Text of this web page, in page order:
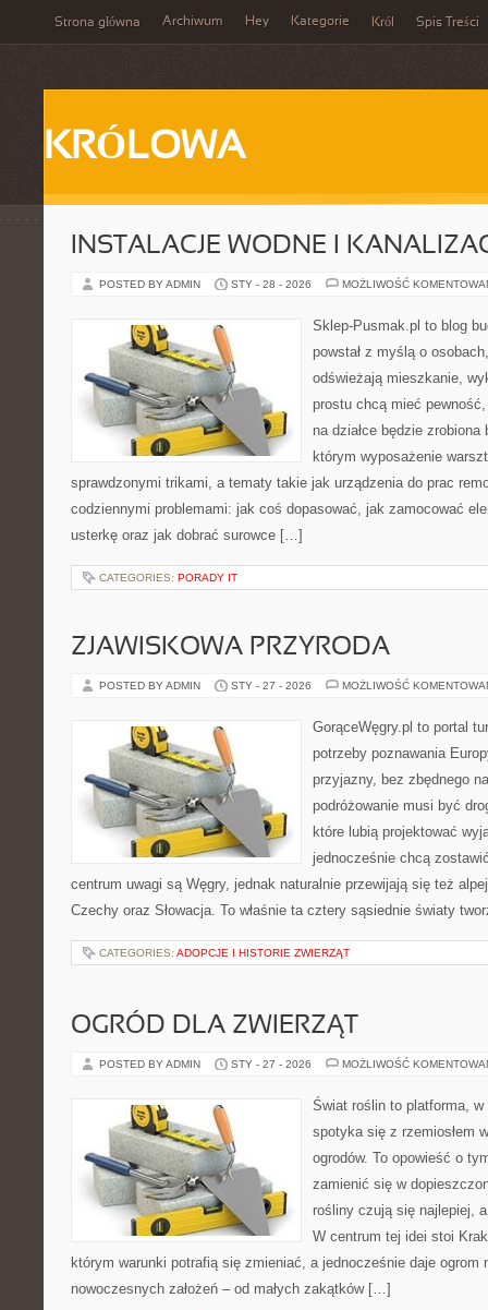
Strona główna Archiwum Hey Kategorie Król Spis Treści
KRÓLOWA
INSTALACJE WODNE I
POSTED BY ADMIN STY - 28 - 2026 MOŻLIWOŚĆ
Sklep-Pusmak.pl to blog
powstał z myślą o
odświeżają mieszkanie,
prostu chcą mieć
na działce będzie
którym wyposażenie
sprawdzonymi trikami, a tematy takie jak urządzenia do prac
codziennymi problemami: jak coś dopasować, jak zamocować
usterkę oraz jak dobrać surowce […]
CATEGORIES: PORADY IT
ZJAWISKOWA PRZYRODA
POSTED BY ADMIN STY - 27 - 2026 MOŻLIWOŚĆ
GorąceWęgry.pl to portal
potrzeby poznawania
przyjazny, bez zbędnego
podróżowanie musi być
które lubią projektować
jednocześnie chcą
centrum uwagi są Węgry, jednak naturalnie przewijają się też
Czechy oraz Słowacja. To właśnie ta cztery sąsiednie światy
CATEGORIES: ADOPCJE I HISTORIE ZWIERZĄT
OGRÓD DLA ZWIERZĄT
POSTED BY ADMIN STY - 27 - 2026 MOŻLIWOŚĆ
Świat roślin to platforma, w
spotyka się z rzemiosłem
ogrodów. To opowieść o
zamienić się w
rośliny czują się najlepiej,
W centrum tej idei stoi
którym warunki potrafią się zmieniać, a jednocześnie daje ogrom
nowoczesnych założeń – od małych zakątków […]